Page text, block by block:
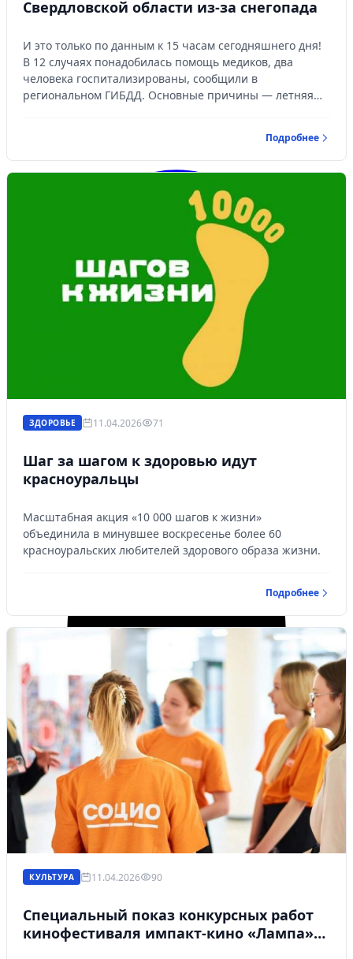
Личный кабинет
Управляйте объявлениями, отслеживайте
публикации и получайте сообщения
Войти или зарегистрироваться
Свердловской области из-за снегопада
И это только по данным к 15 часам сегодняшнего дня!
В 12 случаях понадобилась помощь медиков, два
человека госпитализированы, сообщили в
региональном ГИБДД. Основные причины — летняя
Подробнее
ЗДОРОВЬЕ 11.04.2026 71
Шаг за шагом к здоровью идут
красноуральцы
Масштабная акция «10 000 шагов к жизни»
объединила в минувшее воскресенье более 60
красноуральских любителей здорового образа жизни.
Подробнее
КУЛЬТУРА 11.04.2026 90
Специальный показ конкурсных работ
кинофестиваля импакт-кино «Лампа»